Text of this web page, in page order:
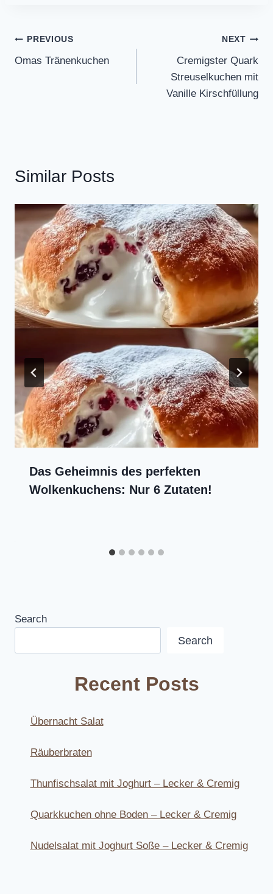
Post
navigation
PREVIOUS
Omas Tränenkuchen
NEXT
Cremigster Quark
Streuselkuchen mit
Vanille Kirschfüllung
Similar Posts
Das Geheimnis des perfekten
Wolkenkuchens: Nur 6 Zutaten!
Search
Search
Recent Posts
Übernacht Salat
Räuberbraten
Thunfischsalat mit Joghurt – Lecker & Cremig
Quarkkuchen ohne Boden – Lecker & Cremig
Nudelsalat mit Joghurt Soße – Lecker & Cremig